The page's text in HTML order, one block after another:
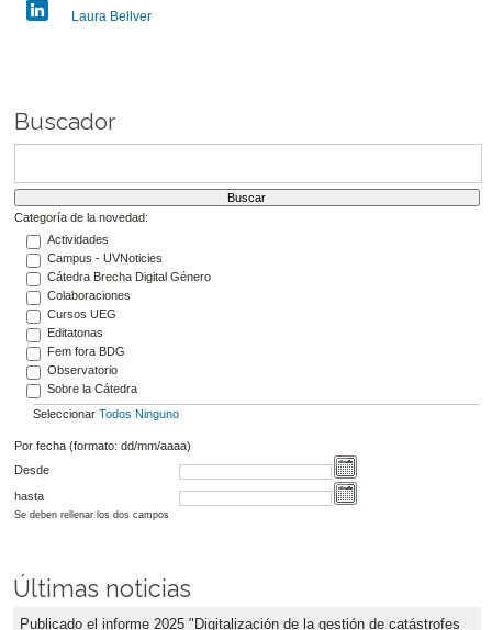
Laura Bellver
Buscador
Categoría de la novedad:
Actividades
Campus - UVNoticies
Cátedra Brecha Digital Género
Colaboraciones
Cursos UEG
Editatonas
Fem fora BDG
Observatorio
Sobre la Cátedra
Seleccionar Todos Ninguno
Por fecha (formato: dd/mm/aaaa)
Desde
hasta
Se deben rellenar los dos campos
Últimas noticias
Publicado el informe 2025 "Digitalización de la gestión de catástrofes